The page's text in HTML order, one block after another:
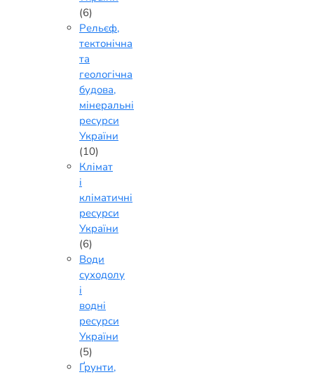
(6)
Рельєф,
тектонічна
та
геологічна
будова,
мінеральні
ресурси
України
(10)
Клімат
і
кліматичні
ресурси
України
(6)
Води
суходолу
і
водні
ресурси
України
(5)
Ґрунти,